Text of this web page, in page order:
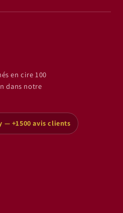
en cire 100
dans notre
— +1500 avis clients